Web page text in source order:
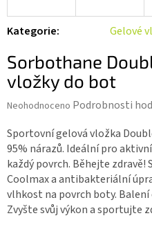
Kategorie: Gelové
Sorbothane
vložky do bot
Průměrné
produktu
je
0,0
z 5
hvězdiček.
Neohodnoceno Podrobnosti
Sportovní gelová vložka
95% nárazů. Ideální pro
každý povrch. Běhejte
Coolmax a antibakteriální
vlhkost na povrch boty.
Zvyšte svůj výkon a sportujte